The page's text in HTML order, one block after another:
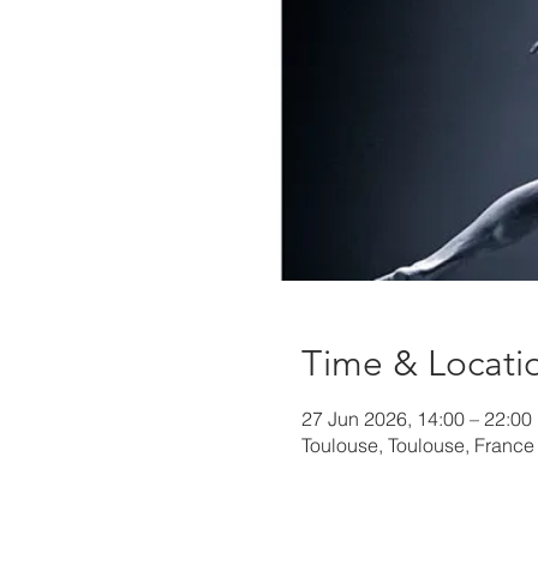
Time &
27 Jun 2026, 14:00 – 22:00
Toulouse, Toulouse, France